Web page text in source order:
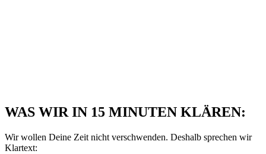
WAS WIR IN 15 MINUTEN KLÄREN:
Wir wollen Deine Zeit nicht verschwenden. Deshalb sprechen wir
Klartext: